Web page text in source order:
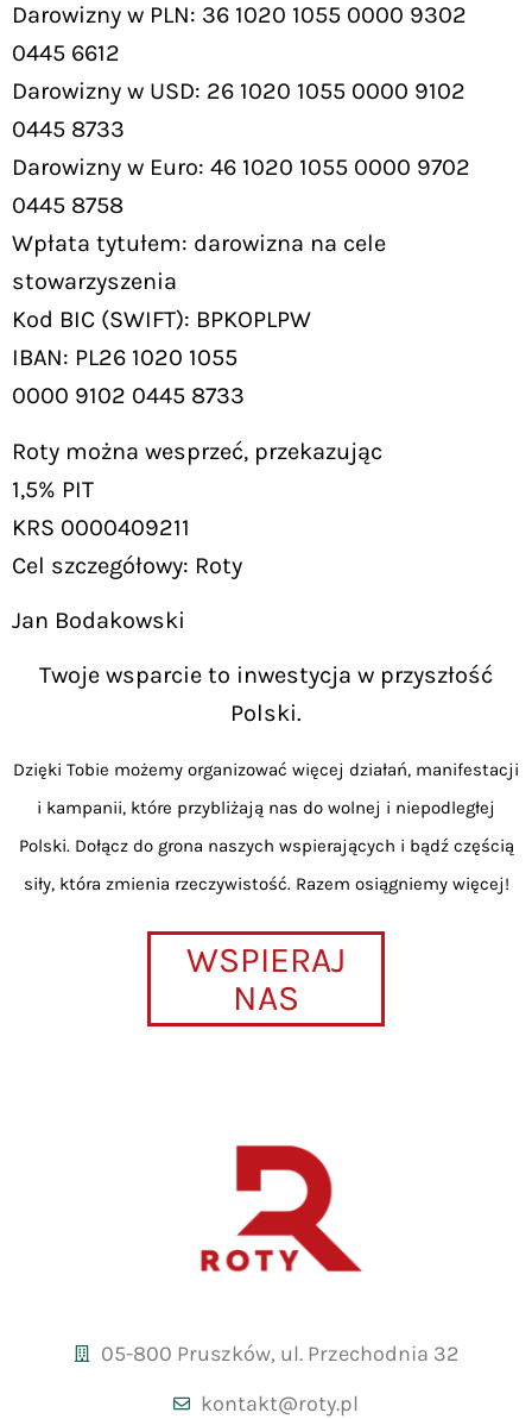
Darowizny w PLN: 36 1020 1055 0000 9302
0445 6612
Darowizny w USD: 26 1020 1055 0000 9102
0445 8733
Darowizny w Euro: 46 1020 1055 0000 9702
0445 8758
Wpłata tytułem: darowizna na cele
stowarzyszenia
Kod BIC (SWIFT): BPKOPLPW
IBAN: PL26 1020 1055
0000 9102 0445 8733
Roty można wesprzeć, przekazując
1,5% PIT
KRS 0000409211
Cel szczegółowy: Roty
Jan Bodakowski
Twoje wsparcie to inwestycja w przyszłość
Polski.
Dzięki Tobie możemy organizować więcej działań, manifestacji
i kampanii, które przybliżają nas do wolnej i niepodległej
Polski. Dołącz do grona naszych wspierających i bądź częścią
siły, która zmienia rzeczywistość. Razem osiągniemy więcej!
WSPIERAJ
NAS
05-800 Pruszków, ul. Przechodnia 32
kontakt@roty.pl